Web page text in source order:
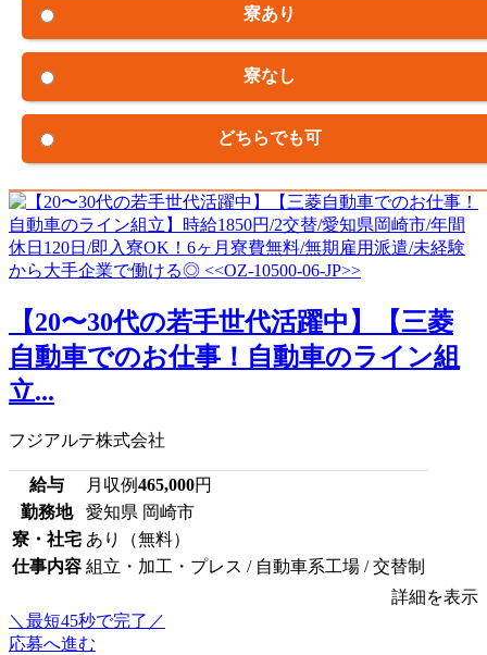
寮あり
寮なし
どちらでも可
【20〜30代の若手世代活躍中】【三菱
自動車でのお仕事！自動車のライン組
立...
フジアルテ株式会社
給与 月収例465,000円
勤務地
愛知県 岡崎市
寮・社宅 あり（無料）
仕事内容 組立・加工・プレス / 自動車系工場 / 交替制
詳細を表示
＼最短45秒で完了／
応募へ進む